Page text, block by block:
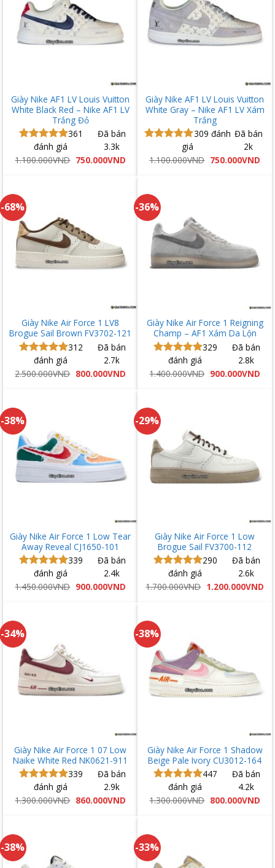
Giày Nike AF1 LV Louis Vuitton
White Black Red – Nike AF1 LV
Trắng Đỏ
Được xếp
hạng5.00
361
đánh giá
Đã bán
3.3k
1.100.000VND Giá
750.000VNDGiá
750.000VND.
Giày Nike AF1 LV Louis Vuitton
White Gray – Nike AF1 LV Xám
Trắng
Được xếp
hạng5.00
309 đánh
giá
Đã bán
2k
1.100.000VND Giá
750.000VNDGiá
-68%
Giày Nike Air Force 1 LV8
Brogue Sail Brown FV3702-121
Được xếp
hạng5.00
312
đánh giá
Đã bán
2.7k
2.500.000VND Giá
gốc
800.000VNDGiá
800.000VND.
-36%
Giày Nike Air Force 1 Reigning
Champ – AF1 Xám Da Lộn
Được xếp
hạng5.00
329
đánh giá
Đã bán
2.8k
1.400.000VND Giá
gốc
900.000VNDGiá
-38%
Giày Nike Air Force 1 Low Tear
Away Reveal CJ1650-101
Được xếp
hạng5.00
339
đánh giá
Đã bán
2.4k
1.450.000VND Giá
900.000VNDGiá
900.000VND.
-29%
Giày Nike Air Force 1 Low
Brogue Sail FV3700-112
Được xếp
hạng5.00
290
đánh giá
Đã bán
2.6k
1.700.000VND Giá
1.200.000VND
-34%
Giày Nike Air Force 1 07 Low
Naike White Red NK0621-911
Được xếp
hạng5.00
339
đánh giá
Đã bán
2.9k
1.300.000VND Giá
gốc
860.000VNDGiá
860.000VND.
-38%
Giày Nike Air Force 1 Shadow
Beige Pale Ivory CU3012-164
Được xếp
hạng5.00
447
đánh giá
Đã bán
4.2k
1.300.000VND Giá
gốc
800.000VNDGiá
-38% -33%